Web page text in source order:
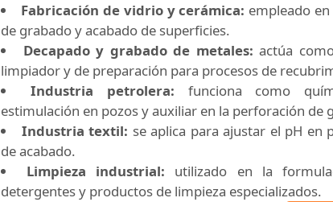
Fabricación de vidrio y cerámica: empleado
de grabado y acabado de superficies.
Decapado y grabado de metales: actúa
limpiador y de preparación para procesos de
Industria petrolera: funciona como
estimulación en pozos y auxiliar en la perforación de
Industria textil: se aplica para ajustar el pH en
de acabado.
Limpieza industrial: utilizado en la
detergentes y productos de limpieza especializados.